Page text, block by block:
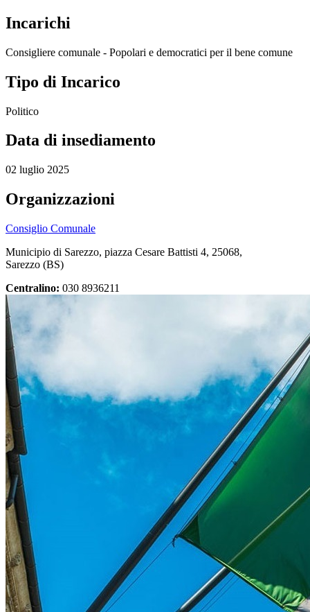
Incarichi
Consigliere comunale - Popolari e democratici per il bene comune
Tipo di Incarico
Politico
Data di insediamento
02 luglio 2025
Organizzazioni
Consiglio Comunale
Municipio di Sarezzo, piazza Cesare Battisti 4, 25068,
Sarezzo (BS)
Centralino: 030 8936211